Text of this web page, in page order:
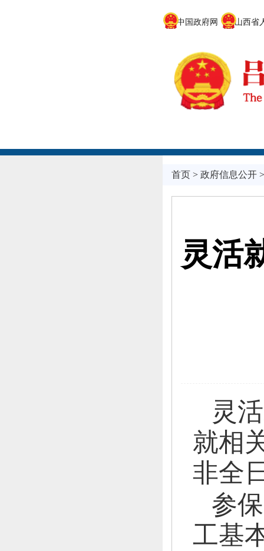
中国政府网 山西省人
首页> 政府信息公开
灵活
灵
就相
非全
参
工基